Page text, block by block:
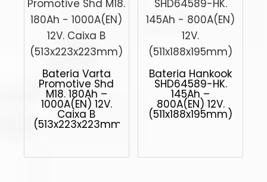
Bateria Varta
Promotive Shd
M18. 180Ah –
1000A(EN) 12V.
Caixa B
(513x223x223mm)
Bateria Hankook
SHD64589-HK.
145Ah –
800A(EN) 12V.
(511x188x195mm)